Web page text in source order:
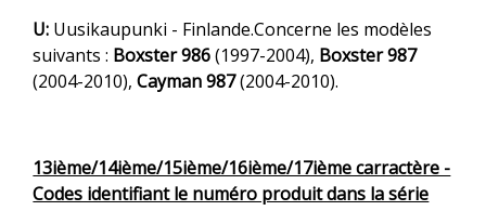
U: Uusikaupunki - Finlande.Concerne les modèles
suivants : Boxster 986(1997-2004), Boxster 987
(2004-2010),Cayman987(2004-2010).
13ième/14ième/15ième/16ième/17ième carractère -
Codes identifiant le numéro produit dans la série